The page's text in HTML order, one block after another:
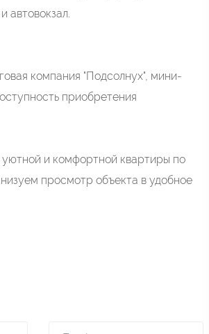
автовокзал.
компания "Подсолнух", мини-
приобретения
и комфортной квартиры по
просмотр объекта в удобное